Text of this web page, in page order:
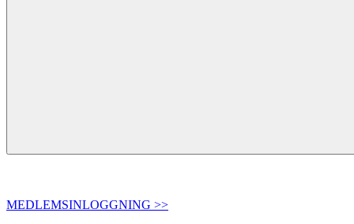
MEDLEMSINLOGGNING >>